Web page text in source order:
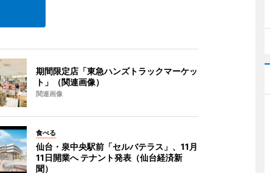
期間限定店「東急ハンズトラックマーケッ
ト」（関連画像）
関連画像
食べる
仙台・泉中央駅前「セルバテラス」、11月
11日開業へ テナント発表（仙台経済新
聞）